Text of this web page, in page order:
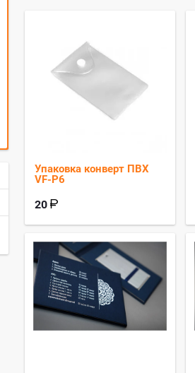
Упаковка конверт ПВХ
VF-P6
20